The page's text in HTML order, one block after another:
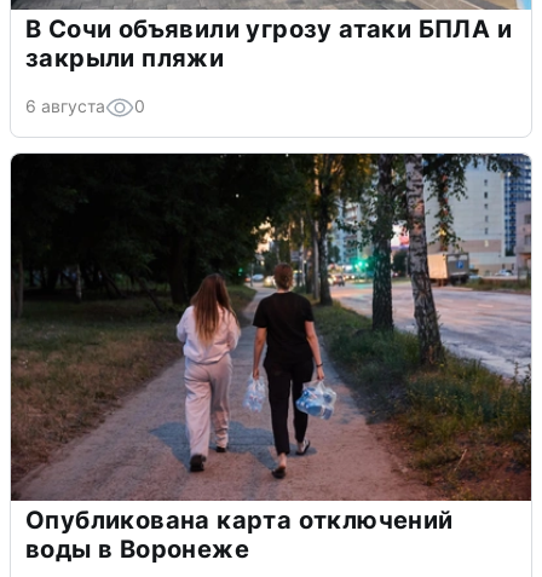
В Сочи объявили угрозу атаки БПЛА и
закрыли пляжи
6 августа 0
Опубликована карта отключений
воды в Воронеже